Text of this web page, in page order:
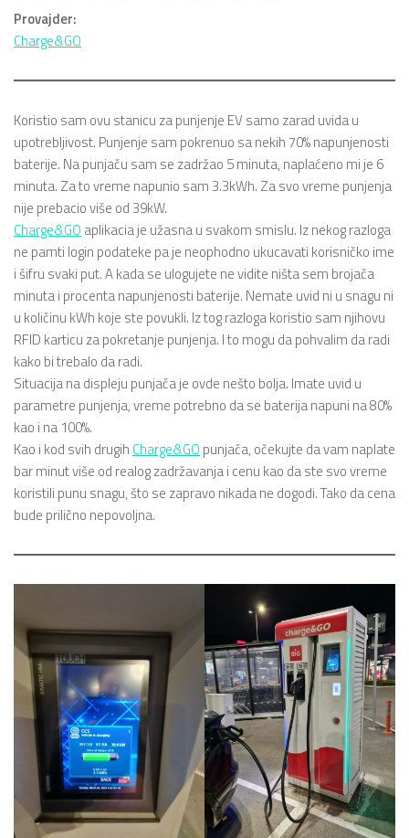
Provajder:
Charge&GO
Koristio sam ovu stanicu za punjenje EV samo zarad uvida u
upotrebljivost. Punjenje sam pokrenuo sa nekih 70% napunjenosti
baterije. Na punjaču sam se zadržao 5 minuta, naplaćeno mi je 6
minuta. Za to vreme napunio sam 3.3kWh. Za svo vreme punjenja
nije prebacio više od 39kW.
Charge&GO aplikacia je užasna u svakom smislu. Iz nekog razloga
ne pamti login podateke pa je neophodno ukucavati korisničko ime
i šifru svaki put. A kada se ulogujete ne vidite ništa sem brojača
minuta i procenta napunjenosti baterije. Nemate uvid ni u snagu ni
u količinu kWh koje ste povukli. Iz tog razloga koristio sam njihovu
RFID karticu za pokretanje punjenja. I to mogu da pohvalim da radi
kako bi trebalo da radi.
Situacija na displeju punjača je ovde nešto bolja. Imate uvid u
parametre punjenja, vreme potrebno da se baterija napuni na 80%
kao i na 100%.
Kao i kod svih drugih Charge&GO punjača, očekujte da vam naplate
bar minut više od realog zadržavanja i cenu kao da ste svo vreme
koristili punu snagu, što se zapravo nikada ne dogodi. Tako da cena
bude prilično nepovoljna.